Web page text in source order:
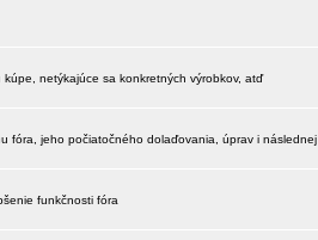
kúpe, netýkajúce sa konkretných výrobkov, atď
fóra, jeho počiatočného dolaďovania, úprav i následnej
funkčnosti fóra